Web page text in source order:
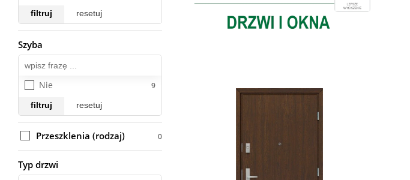
filtruj resetuj
Szyba
Nie
filtruj resetuj
Przeszklenia (rodzaj)
Typ drzwi